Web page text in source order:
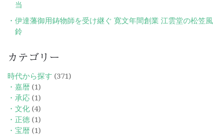
当
伊達藩御用鋳物師を受け継ぐ 寛文年間創業 江雲堂の松笠風
鈴
カテゴリー
時代から探す (371)
・嘉暦 (1)
・承応 (1)
・文化 (4)
・正徳 (1)
・宝暦 (1)